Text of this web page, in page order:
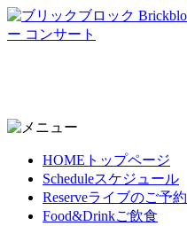
HOME トップページ
Scheduleスケジュール
Reserveライブのご予約
Food&Drinkご飲食